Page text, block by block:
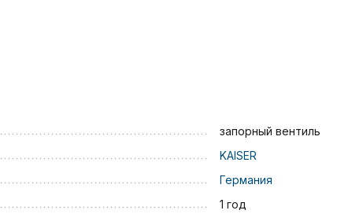
запорный вентиль
KAISER
Германия
1 год